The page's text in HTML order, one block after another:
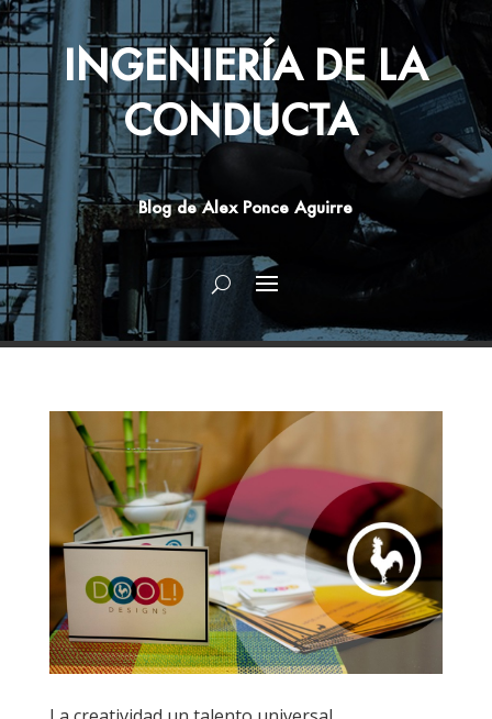
INGENIERÍA DE LA
CONDUCTA
Blog de Alex Ponce Aguirre